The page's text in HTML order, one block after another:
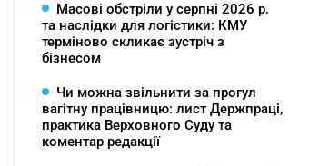
Масові обстріли у серпні 2026 р.
та наслідки для логістики: КМУ
терміново скликає зустріч з
бізнесом
Чи можна звільнити за прогул
вагітну працівницю: лист Держпраці,
практика Верховного Суду та
коментар редакції